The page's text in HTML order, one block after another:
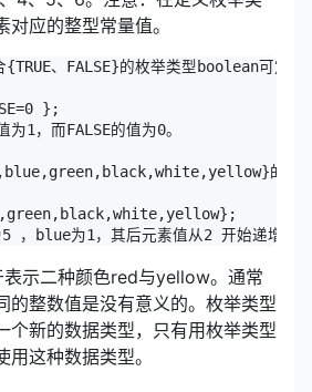
应的整型常量值。
{TRUE、FALSE}的枚举类型boolean可定义
};
为1，而FALSE的值为0。
的枚举
blue为1，其后元素值从2 开始递增加
表示二种颜色red与yellow。通常
的整数值是没有意义的。枚举类型
个新的数据类型，只有用枚举类型
这种数据类型。